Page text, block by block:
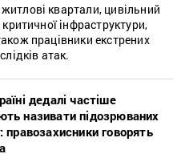
квартали, цивільний
інфраструктури,
працівники екстрених
атак.
дедалі частіше
називати підозрюваних
правозахисники говорять